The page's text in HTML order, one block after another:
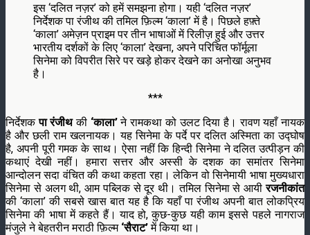
इस ‘दलित नज़र’ को हमें समझना होगा। यही ‘दलित नज़र’
निर्देशक पा रंजीथ की तमिल फ़िल्म ‘काला’ में है। पिछले हफ़्ते
‘काला’ अमेज़न प्राइम पर तीन भाषाओं में रिलीज़ हुई और उत्तर
भारतीय दर्शकों के लिए ‘काला’ देखना, अपने परिचित फॉर्मूला
सिनेमा को विपरीत सिरे पर खड़े होकर देखने का अनोखा अनुभव
है।
***
निर्देशकपा रंजीथकी ‘काला’ने रामकथा को उलट दिया है। रावण यहाँ नायक
है और छली राम खलनायक। यह सिनेमा के पर्दे पर दलित अस्मिता का उद्घोष
है, अपनी पूरी गमक के साथ। ऐसा नहीं कि हिन्दी सिनेमा ने दलित उत्पीड़न की
कथाएं देखी नहीं। हमारा सत्तर और अस्सी के दशक का समांतर सिनेमा
आन्दोलन सदा वंचित की कथा कहता रहा। लेकिन वो सिनेमायी भाषा मुख्यधारा
सिनेमा से अलग थी, आम पब्लिक से दूर थी। तमिल सिनेमा से आयीरजनीकांत
की ‘काला’ की सबसे खास बात यह है कि यहाँ पा रंजीथ अपनी बात लोकप्रिय
सिनेमा की भाषा में कहते हैं। याद हो, कुछ-कुछ यही काम इससे पहले नागराज
मंजुले ने बेहतरीन मराठी फ़िल्म‘सैराट’में किया था।